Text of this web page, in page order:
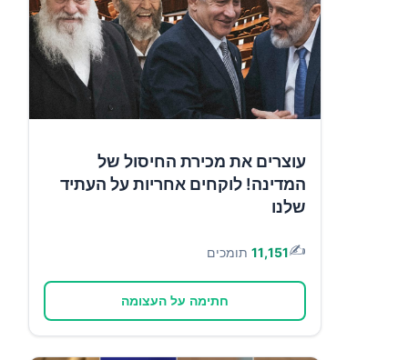
עוצרים את מכירת החיסול של
המדינה! לוקחים אחריות על העתיד
שלנו
✍️
11,151 תומכים
חתימה על העצומה